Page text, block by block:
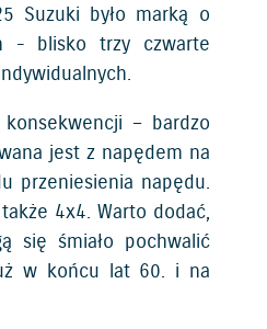
Suzuki było marką o
- blisko trzy czwarte
– bardzo
jest z napędem na
przeniesienia napędu.
4x4. Warto dodać,
się śmiało pochwalić
w końcu lat 60. i na